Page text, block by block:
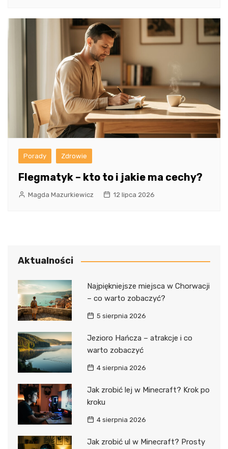
Porady Zdrowie
Flegmatyk – kto to i jakie ma cechy?
Magda Mazurkiewicz 12 lipca 2026
Aktualności
Najpiękniejsze miejsca w Chorwacji
– co warto zobaczyć?
5 sierpnia 2026
Jezioro Hańcza – atrakcje i co
warto zobaczyć
4 sierpnia 2026
Jak zrobić lej w Minecraft? Krok po
kroku
4 sierpnia 2026
Jak zrobić ul w Minecraft? Prosty